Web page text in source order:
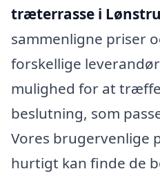
træterrasse i
sammenligne priser
forskellige
mulighed for at
beslutning, som
Vores brugervenlige
hurtigt kan finde de